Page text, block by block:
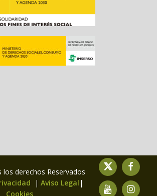
derechos Reservados
| Aviso Legal |
Cookies